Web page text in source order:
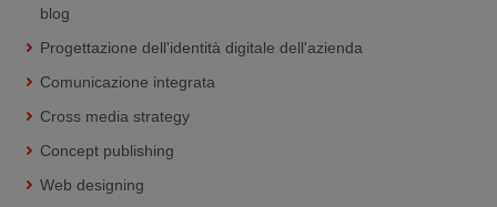
blog
Progettazione dell'identità digitale dell'azienda
Comunicazione integrata
Cross media strategy
Concept publishing
Web designing